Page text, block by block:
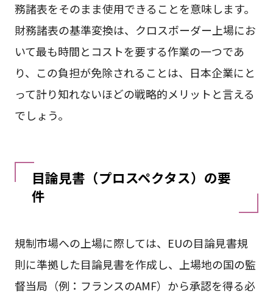
務諸表をそのまま使用できることを意味します。
財務諸表の基準変換は、クロスボーダー上場にお
いて最も時間とコストを要する作業の一つであ
り、この負担が免除されることは、日本企業にと
って計り知れないほどの戦略的メリットと言える
でしょう。
目論見書（プロスペクタス）の要
件
規制市場への上場に際しては、EUの目論見書規
則に準拠した目論見書を作成し、上場地の国の監
督当局（例：フランスのAMF）から承認を得る必